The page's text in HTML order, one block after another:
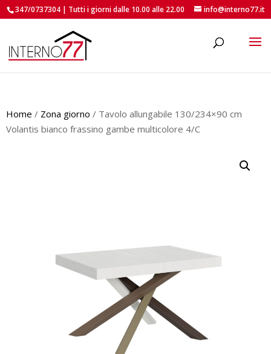
347/0737304 | Tutti i giorni dalle 10.00 alle 22.00 info@interno77.it
Home / Zona giorno / Tavolo allungabile 130/234×90 cm
Volantis bianco frassino gambe multicolore 4/C